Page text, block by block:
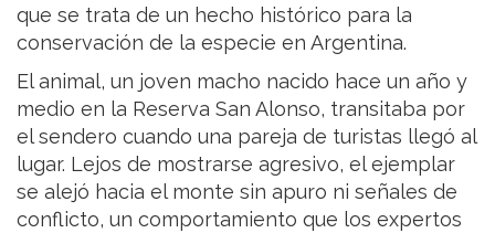
que se trata de un hecho histórico para la
conservación de la especie en Argentina.
El animal, un joven macho nacido hace un año y
medio en la Reserva San Alonso, transitaba por
el sendero cuando una pareja de turistas llegó al
lugar. Lejos de mostrarse agresivo, el ejemplar
se alejó hacia el monte sin apuro ni señales de
conflicto, un comportamiento que los expertos